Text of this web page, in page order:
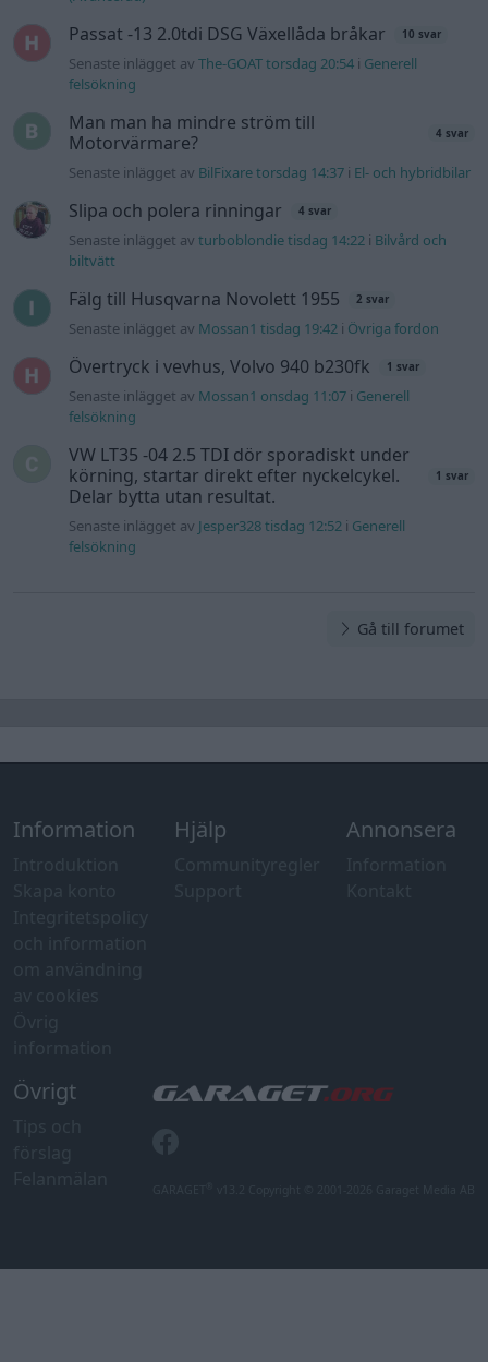
Passat -13 2.0tdi DSG Växellåda bråkar 10 svar
Senaste inlägget avThe-GOAT torsdag 20:54 i Generell
felsökning
Man man ha mindre ström till
Motorvärmare?
4 svar
Senaste inlägget av BilFixare torsdag 14:37 i El- och hybridbilar
Slipa och polera rinningar 4 svar
Senaste inlägget avturboblondie tisdag 14:22 i Bilvård och
biltvätt
Fälg till Husqvarna Novolett 1955 2 svar
Senaste inlägget av Mossan1 tisdag 19:42 i Övriga fordon
Övertryck i vevhus, Volvo 940 b230fk 1 svar
Senaste inlägget av Mossan1 onsdag 11:07 i Generell
felsökning
VW LT35 -04 2.5 TDI dör sporadiskt under
körning, startar direkt efter nyckelcykel.
Delar bytta utan resultat.
1 svar
Senaste inlägget av Jesper328 tisdag 12:52 i Generell
felsökning
Gå till forumet
Information Hjälp Annonsera
Övrigt